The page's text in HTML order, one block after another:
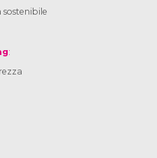
sostenibile
: